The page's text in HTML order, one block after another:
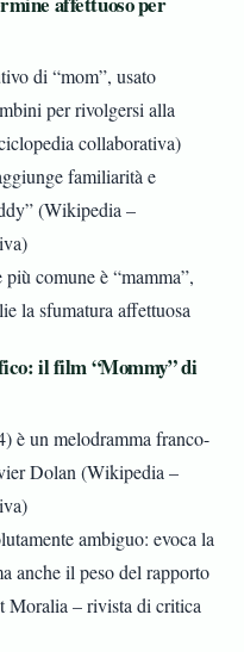
di “mom”, usato
per rivolgersi alla
collaborativa)
familiarità e
(Wikipedia –
comune è “mamma”,
la sfumatura affettuosa
il film “Mommy” di
è un melodramma franco-
Dolan (Wikipedia –
ambiguo: evoca la
anche il peso del rapporto
Moralia – rivista di critica